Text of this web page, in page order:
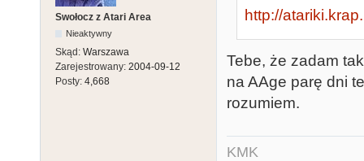
Swołocz z Atari Area
Nieaktywny
Skąd: Warszawa
Zarejestrowany: 2004-09-12
Posty: 4,668
http://
Tebe, że zadam
na AAge parę dni
rozumiem.
KMK